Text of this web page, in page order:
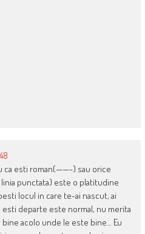
ca esti roman(——-) sau orice
punctata) este o platitudine
locul in care te-ai nascut, ai
departe este normal, nu merita
acolo unde le este bine… Eu